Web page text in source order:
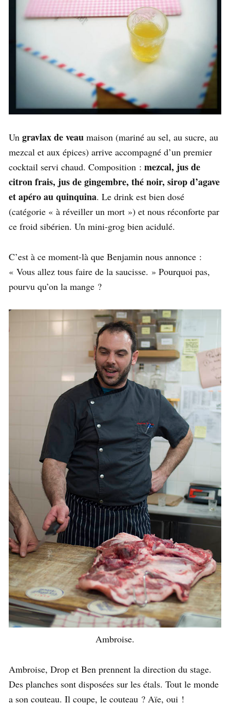
Un gravlax de veau maison (mariné au sel, au sucre, au
mezcal et aux épices) arrive accompagné d’un premier
cocktail servi chaud. Composition : mezcal, jus de
citron frais, jus de gingembre, thé noir, sirop d’agave
et apéro au quinquina. Le drink est bien dosé
(catégorie « à réveiller un mort ») et nous réconforte par
ce froid sibérien. Un mini-grog bien acidulé.
C’est à ce moment-là que Benjamin nous annonce :
« Vous allez tous faire de la saucisse. » Pourquoi pas,
pourvu qu’on la mange ?
Ambroise.
Ambroise, Drop et Ben prennent la direction du stage.
Des planches sont disposées sur les étals. Tout le monde
a son couteau. Il coupe, le couteau ? Aïe, oui !